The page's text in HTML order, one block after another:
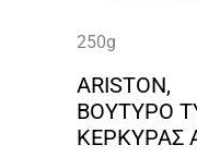
250g
ARISTON,
ΒΟΥΤΥΡΟ
ΚΕΡΚΥΡΑΣ